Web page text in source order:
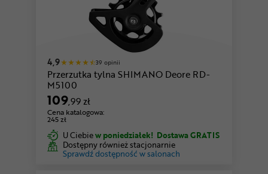
4,9 39 opinii
Przerzutka tylna SHIMANO Deore RD-
M5100
109,99 zł
Cena katalogowa:
245 zł
U Ciebiew poniedziałek! Dostawa GRATIS
Dostępny również stacjonarnie
Sprawdź dostępność w salonach